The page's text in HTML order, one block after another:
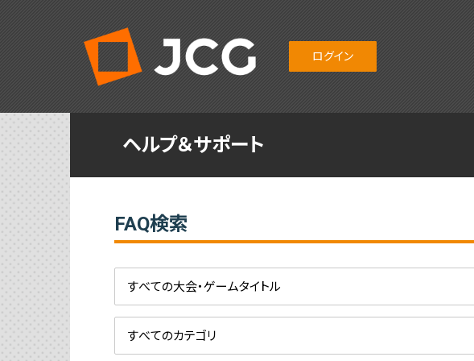
ログイン
ヘルプ＆サポート
FAQ検索